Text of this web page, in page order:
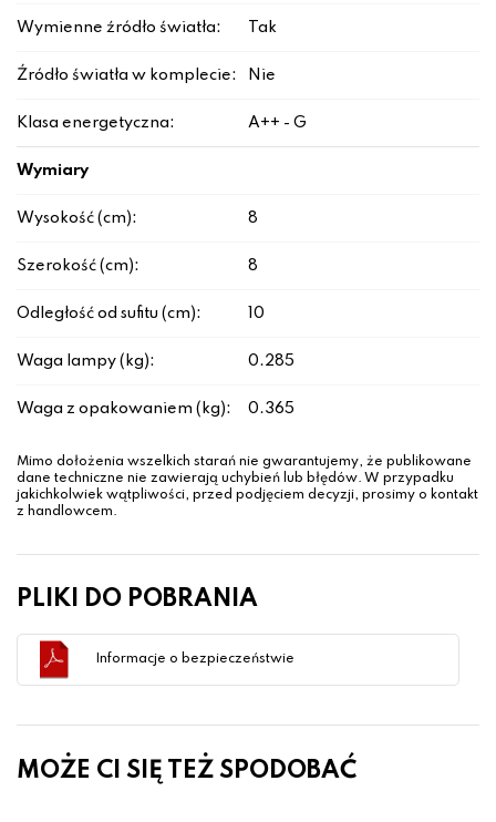
Wymienne źródło światła: Tak
Źródło światła w komplecie: Nie
Klasa energetyczna: A++ - G
Wymiary
Wysokość (cm): 8
Szerokość (cm): 8
Odległość od sufitu (cm): 10
Waga lampy (kg): 0.285
Waga z opakowaniem (kg): 0.365
Mimo dołożenia wszelkich starań nie gwarantujemy, że publikowane
dane techniczne nie zawierają uchybień lub błędów. W przypadku
jakichkolwiek wątpliwości, przed podjęciem decyzji, prosimy o kontakt
z handlowcem.
PLIKI DO POBRANIA
Informacje o bezpieczeństwie
MOŻE CI SIĘ TEŻ SPODOBAĆ